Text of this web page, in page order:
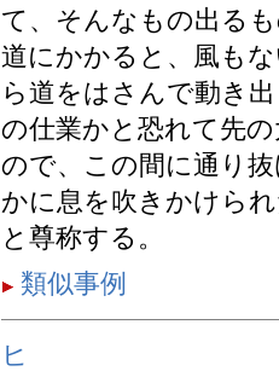
て、そんなもの出る
道にかかると、風も
ら道をはさんで動き
の仕業かと恐れて先
ので、この間に通り
かに息を吹きかけら
と尊称する。
類似事例
ヒ